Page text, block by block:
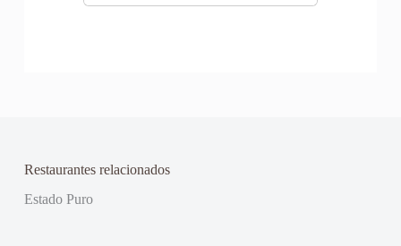
Restaurantes relacionados
Estado Puro